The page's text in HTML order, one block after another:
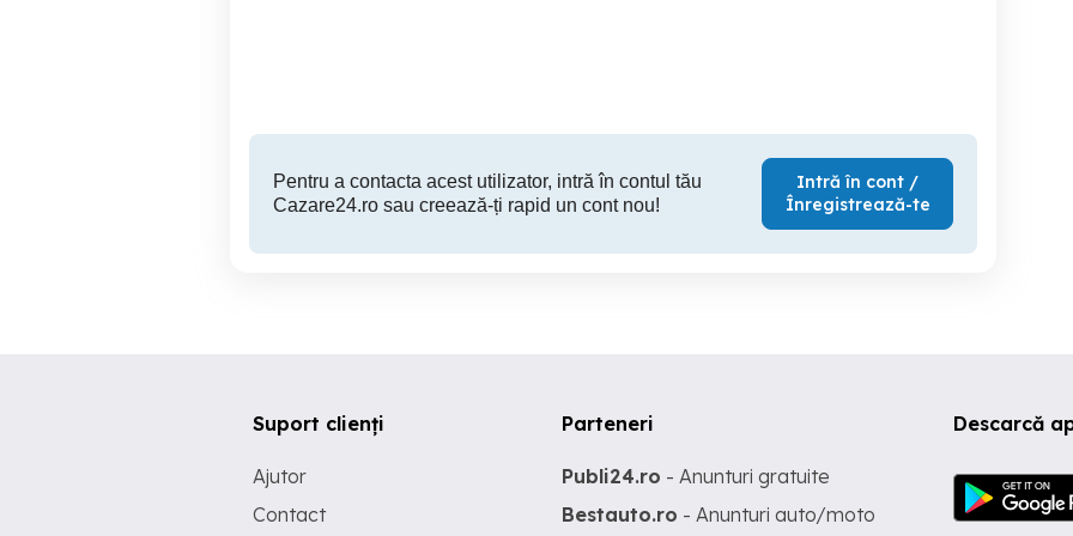
Pentru a contacta acest utilizator, intră în contul tău
Cazare24.ro sau creează-ți rapid un cont nou!
Intră în cont /
Înregistrează-te
Descarcă
Suport clienți
Ajutor
Contact
Parteneri
Publi24.ro - Anunturi gratuite
Bestauto.ro - Anunturi auto/moto